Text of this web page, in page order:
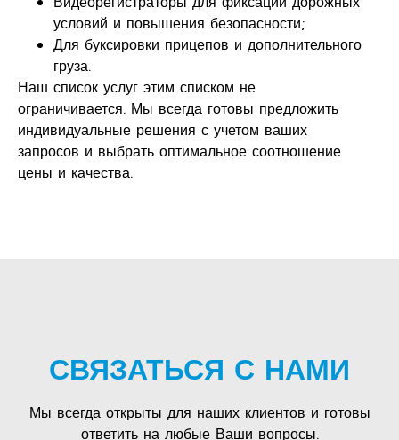
условий и повышения безопасности;
Для буксировки прицепов и дополнительного
груза.
Наш список услуг этим списком не
ограничивается. Мы всегда готовы предложить
индивидуальные решения с учетом ваших
запросов и выбрать оптимальное соотношение
цены и качества.
СВЯЗАТЬСЯ С НАМИ
Мы всегда открыты для наших клиентов и готовы
ответить на любые Ваши вопросы.